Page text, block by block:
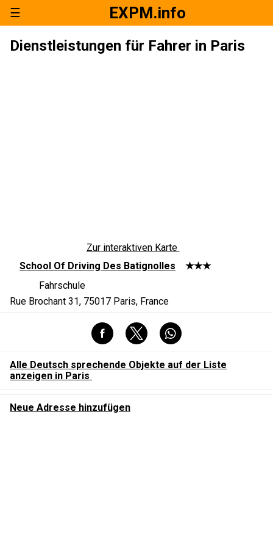
☰ EXPM.info
Dienstleistungen für Fahrer in Paris
Zur interaktiven Karte
School Of Driving Des Batignolles
★★★
Fahrschule
Rue Brochant 31, 75017 Paris, France
Alle Deutsch sprechende Objekte auf der Liste
anzeigen in Paris
Neue Adresse hinzufügen